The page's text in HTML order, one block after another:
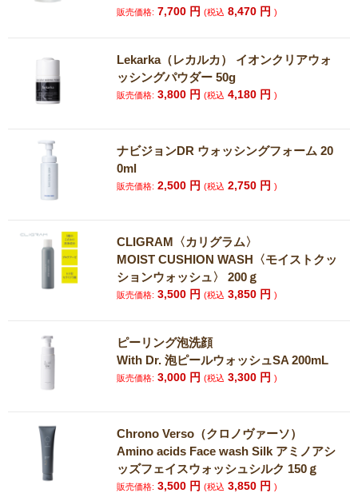
販売価格: 7,700 円(税込 8,470 円)
Lekarka（レカルカ） イオンクリアウォ
ッシングパウダー 50g
販売価格: 3,800 円(税込 4,180 円)
ナビジョンDR ウォッシングフォーム 20
0ml
販売価格: 2,500 円(税込 2,750 円)
CLIGRAM〈カリグラム〉
MOIST CUSHION WASH〈モイストクッ
ションウォッシュ〉 200ｇ
販売価格: 3,500 円(税込 3,850 円)
ピーリング泡洗顔
With Dr. 泡ピールウォッシュSA 200mL
販売価格: 3,000 円(税込 3,300 円)
Chrono Verso（クロノヴァーソ）
Amino acids Face wash Silk アミノアシ
ッズフェイスウォッシュシルク 150ｇ
販売価格: 3,500 円(税込 3,850 円)